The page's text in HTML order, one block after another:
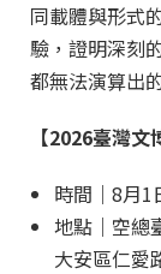
同載體與形式
驗，證明深刻
都無法演算出
【2026臺灣文
時間｜8月1
地點｜空總
大安區仁愛